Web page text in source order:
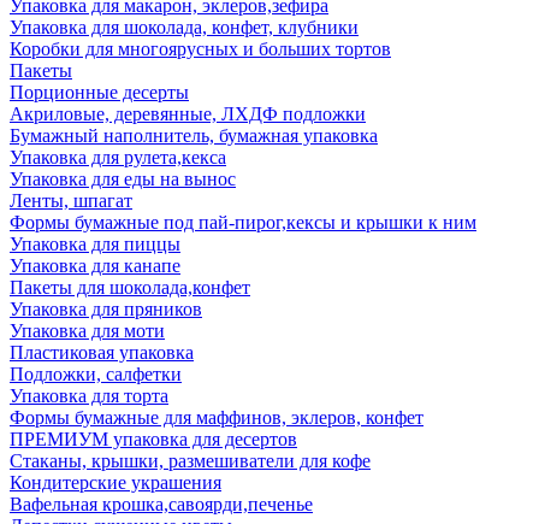
Упаковка для макарон, эклеров,зефира
Упаковка для шоколада, конфет, клубники
Коробки для многоярусных и больших тортов
Пакеты
Порционные десерты
Акриловые, деревянные, ЛХДФ подложки
Бумажный наполнитель, бумажная упаковка
Упаковка для рулета,кекса
Упаковка для еды на вынос
Ленты, шпагат
Формы бумажные под пай-пирог,кексы и крышки к ним
Упаковка для пиццы
Упаковка для канапе
Пакеты для шоколада,конфет
Упаковка для пряников
Упаковка для моти
Пластиковая упаковка
Подложки, салфетки
Упаковка для торта
Формы бумажные для маффинов, эклеров, конфет
ПРЕМИУМ упаковка для десертов
Стаканы, крышки, размешиватели для кофе
Кондитерские украшения
Вафельная крошка,савоярди,печенье